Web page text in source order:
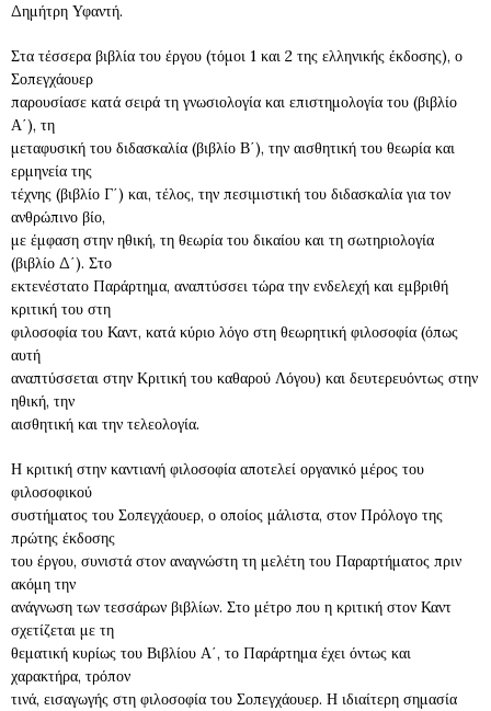
Δημήτρη Υφαντή.
Στα τέσσερα βιβλία του έργου (τόμοι 1 και 2 της ελληνικής έκδοσης), ο
Σοπεγχάουερ
παρουσίασε κατά σειρά τη γνωσιολογία και επιστημολογία του (βιβλίο
Α΄), τη
μεταφυσική του διδασκαλία (βιβλίο Β΄), την αισθητική του θεωρία και
ερμηνεία της
τέχνης (βιβλίο Γ΄) και, τέλος, την πεσιμιστική του διδασκαλία για τον
ανθρώπινο βίο,
με έμφαση στην ηθική, τη θεωρία του δικαίου και τη σωτηριολογία
(βιβλίο Δ΄). Στο
εκτενέστατο Παράρτημα, αναπτύσσει τώρα την ενδελεχή και εμβριθή
κριτική του στη
φιλοσοφία του Καντ, κατά κύριο λόγο στη θεωρητική φιλοσοφία (όπως
αυτή
αναπτύσσεται στην Κριτική του καθαρού Λόγου) και δευτερευόντως στην
ηθική, την
αισθητική και την τελεολογία.
Η κριτική στην καντιανή φιλοσοφία αποτελεί οργανικό μέρος του
φιλοσοφικού
συστήματος του Σοπεγχάουερ, ο οποίος μάλιστα, στον Πρόλογο της
πρώτης έκδοσης
του έργου, συνιστά στον αναγνώστη τη μελέτη του Παραρτήματος πριν
ακόμη την
ανάγνωση των τεσσάρων βιβλίων. Στο μέτρο που η κριτική στον Καντ
σχετίζεται με τη
θεματική κυρίως του Βιβλίου Α΄, το Παράρτημα έχει όντως και
χαρακτήρα, τρόπον
τινά, εισαγωγής στη φιλοσοφία του Σοπεγχάουερ. Η ιδιαίτερη σημασία